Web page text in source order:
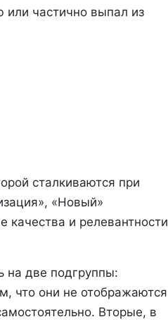
или частично выпал из
сталкиваются при
«Новый»
качества и релевантности
на две подгруппы:
что они не отображаются
Вторые, в